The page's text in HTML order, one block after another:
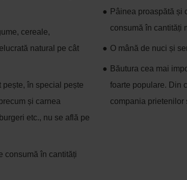
cereale,
natural pe cât
pește, în special pește
și carnea
etc., nu se află pe
consumă în cantități
Pâinea proaspătă și
consumă în cantități
O mână de nuci și
Băutura cea mai
foarte populare. Din
compania prietenilor